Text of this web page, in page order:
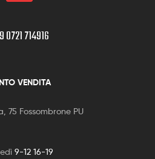
0721 714916
VENDITA
75 Fossombrone PU
9-12 16-19